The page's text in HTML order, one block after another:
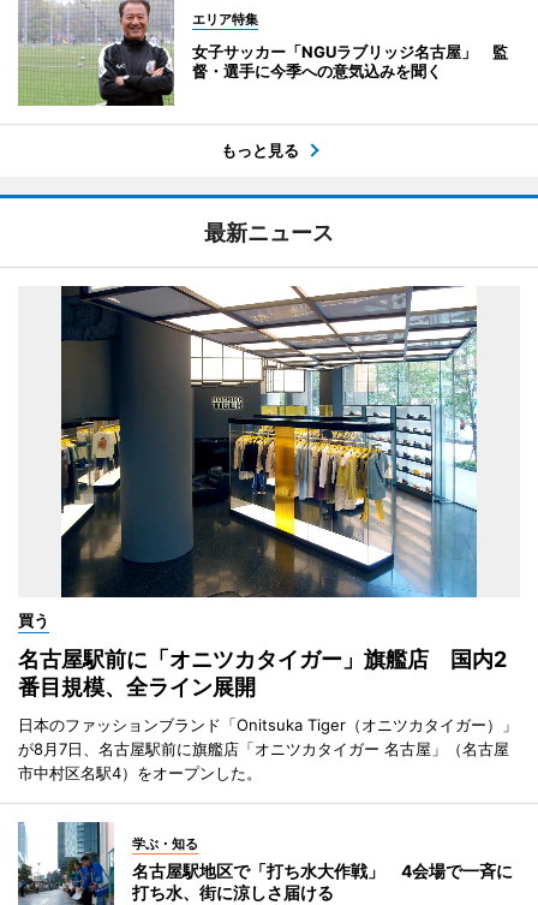
エリア特集
女子サッカー「NGUラブリッジ名古屋」 監
督・選手に今季への意気込みを聞く
もっと見る
最新ニュース
買う
名古屋駅前に「オニツカタイガー」旗艦店 国内2
番目規模、全ライン展開
日本のファッションブランド「Onitsuka Tiger（オニツカタイガー）」
が8月7日、名古屋駅前に旗艦店「オニツカタイガー 名古屋」（名古屋
市中村区名駅4）をオープンした。
学ぶ・知る
名古屋駅地区で「打ち水大作戦」 4会場で一斉に
打ち水、街に涼しさ届ける